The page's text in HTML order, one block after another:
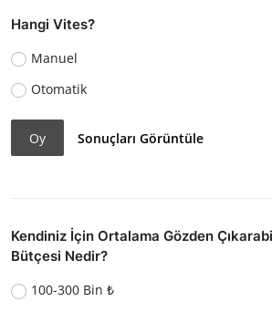
Hangi Vites?
Manuel
Otomatik
Oy Sonuçları Görüntüle
Kendiniz İçin Ortalama Gözden
Bütçesi Nedir?
100-300 Bin ₺